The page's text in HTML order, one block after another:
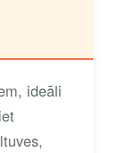
ideāli